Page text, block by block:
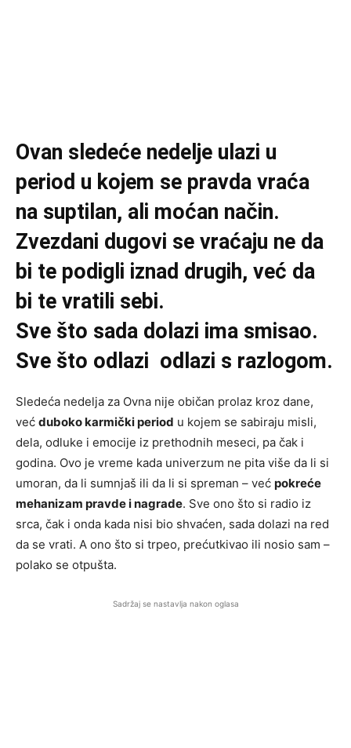
Ovan sledeće nedelje ulazi u
period u kojem se pravda vraća
na suptilan, ali moćan način.
Zvezdani dugovi se vraćaju ne da
bi te podigli iznad drugih, već da
bi te vratili sebi.
Sve što sada dolazi ima smisao.
Sve što odlazi odlazi s razlogom.
Sledeća nedelja za Ovna nije običan prolaz kroz dane,
već duboko karmički period u kojem se sabiraju misli,
dela, odluke i emocije iz prethodnih meseci, pa čak i
godina. Ovo je vreme kada univerzum ne pita više da li si
umoran, da li sumnjaš ili da li si spreman – već pokreće
mehanizam pravde i nagrade. Sve ono što si radio iz
srca, čak i onda kada nisi bio shvaćen, sada dolazi na red
da se vrati. A ono što si trpeo, prećutkivao ili nosio sam –
polako se otpušta.
Sadržaj se nastavlja nakon oglasa